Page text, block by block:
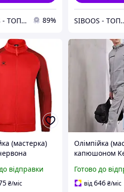
SIBOOS - ТОПові товари за класними цінами :) 89% SIBOOS - ТОПові
(мастерка)
відправки
₴/міс
Олімпійка
капюшоном
Готово до
від646₴/міс